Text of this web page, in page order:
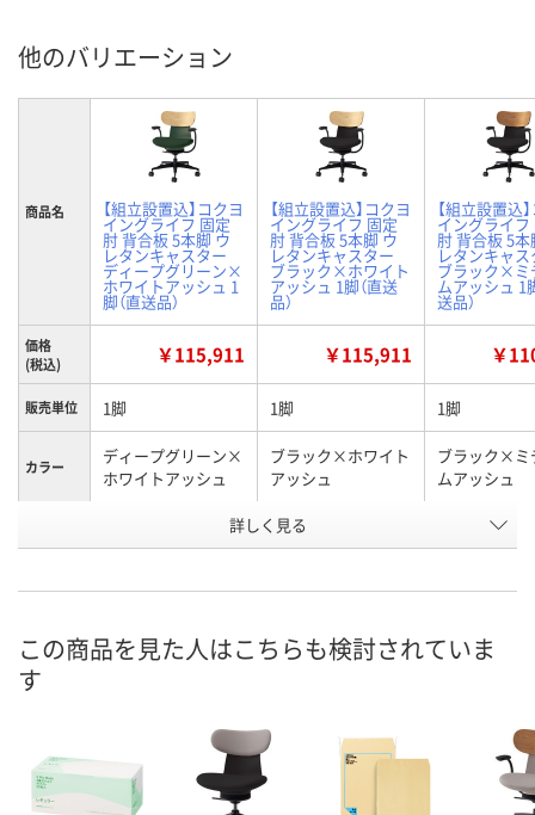
他のバリエーション
商品名 【組立設置込】コクヨ
イングライフ 固定
肘 背合板 5本脚 ウ
レタンキャスター
ディープグリーン×
ホワイトアッシュ 1
脚（直送品）
【組立設置込】コクヨ
イングライフ 固定
肘 背合板 5本脚 ウ
レタンキャスター
ブラック×ホワイト
アッシュ 1脚（直送
品）
【組立設置込
イングライフ
肘 背合板 5本
レタンキャス
ブラック×ミ
ムアッシュ 1
送品）
価格
(税込)
￥115,911 ￥115,911 ￥
販売単位 1脚 1脚 1脚
カラー
ディープグリーン×
ホワイトアッシュ
ブラック×ホワイト
アッシュ
ブラック×ミ
ムアッシュ
JJ64658 JJ64659
9月10日（木）まで
カゴへ カゴへ カ
詳しく見る
この商品を見た人はこちらも検討されていま
す